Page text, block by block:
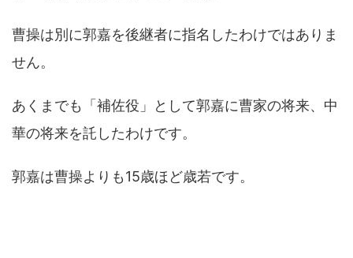
曹操は別に郭嘉を後継者に指名したわけではありま
せん。
あくまでも「補佐役」として郭嘉に曹家の将来、中
華の将来を託したわけです。
郭嘉は曹操よりも15歳ほど歳若です。